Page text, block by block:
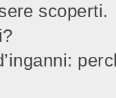
scoperti.